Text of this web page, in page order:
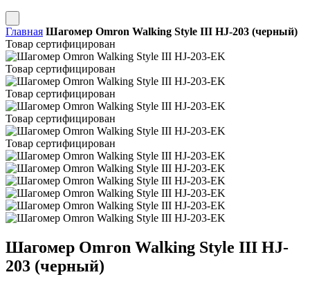
Главная Шагомер Omron Walking Style III HJ-203 (черный)
Товар сертифицирован
Товар сертифицирован
Товар сертифицирован
Товар сертифицирован
Товар сертифицирован
Шагомер Omron Walking Style III HJ-
203 (черный)